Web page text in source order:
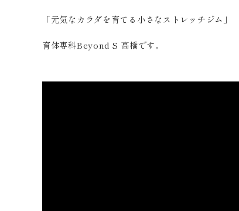
「元気なカラダを育てる小さなストレッチジム」
育体専科Beyond S 高橋です。